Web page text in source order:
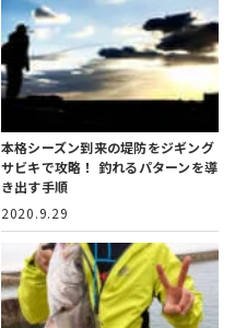
本格シーズン到来の堤防をジギング
サビキで攻略！ 釣れるパターンを導
き出す手順
2020.9.29